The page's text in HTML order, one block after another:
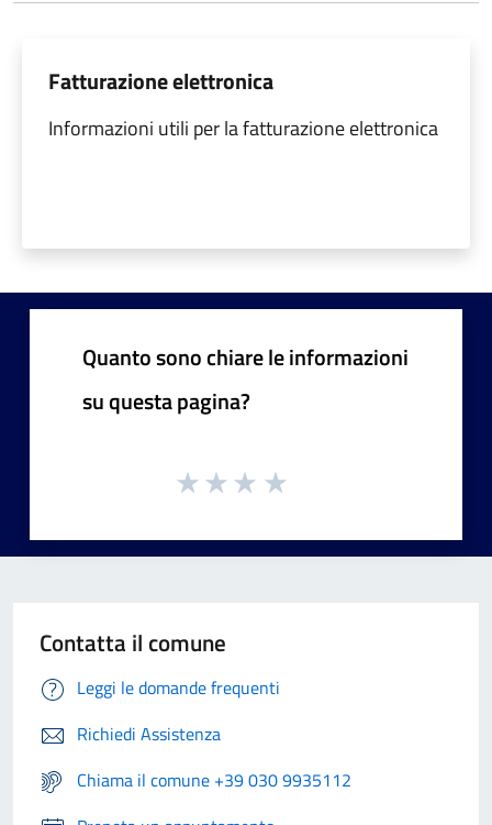
Fatturazione elettronica
Informazioni utili per la fatturazione elettronica
Quanto sono chiare le informazioni
su questa pagina?
Contatta il comune
Leggi le domande frequenti
Richiedi Assistenza
Chiama il comune +39 030 9935112